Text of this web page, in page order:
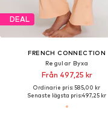
DEAL
FRENCH CONNECTION
Regular Byxa
Från 497,25 kr
Ordinarie pris: 585,00 kr
Senaste lägsta pris:497,25 kr